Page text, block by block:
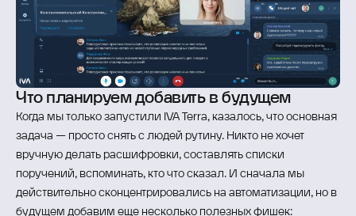
Что планируем добавить в будущем
Когда мы только запустили IVA Terra, казалось, что основная
задача — просто снять с людей рутину. Никто не хочет
вручную делать расшифровки, составлять списки
поручений, вспоминать, кто что сказал. И сначала мы
действительно сконцентрировались на автоматизации, но в
будущем добавим еще несколько полезных фишек: